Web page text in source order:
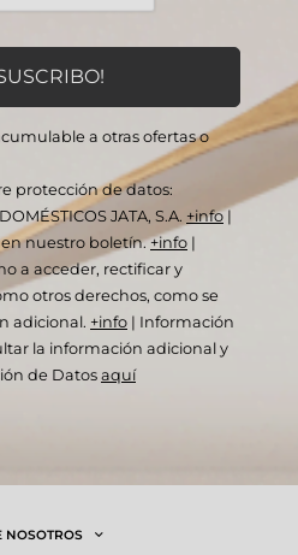
a otras ofertas o
protección de datos:
JATA, S.A. +info |
nuestro boletín.+info |
a acceder, rectificar y
otros derechos, como se
adicional. +info | Información
la información adicional y
de Datos aquí
NOSOTROS